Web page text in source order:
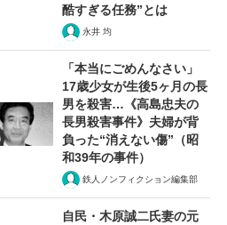
酷すぎる任務”とは
永井 均
「本当にごめんなさい」
17歳少女が生後5ヶ月の長
男を殺害…《高島忠夫の
長男殺害事件》夫婦が背
負った“消えない傷”（昭
和39年の事件）
鉄人ノンフィクション編集部
自民・木原誠二氏妻の元